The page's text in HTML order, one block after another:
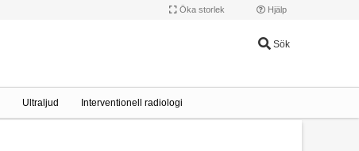
Öka storlek Hjälp
Sök
Ultraljud Interventionell radiologi